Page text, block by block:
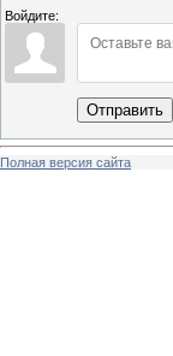
Войдите:
Отправить
Полная версия сайта